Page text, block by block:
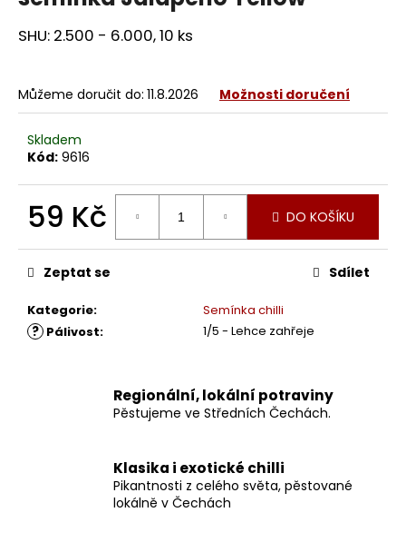
SHU: 2.500 - 6.000, 10 ks
Můžeme doručit do: 11.8.2026 Možnosti doručení
Skladem
Kód: 9616
59 Kč DO KOŠÍKU
Kategorie: Semínka chilli
? Pálivost: 1/5 - Lehce zahřeje
Zeptat se Sdílet
Regionální, lokální potraviny
Pěstujeme ve Středních Čechách.
Klasika i exotické chilli
Pikantnosti z celého světa, pěstované
lokálně v Čechách